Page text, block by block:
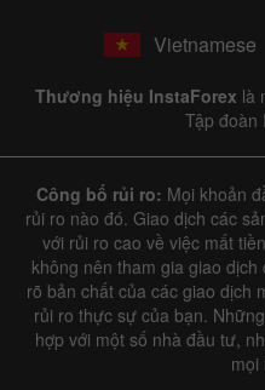
Vietnamese
Thương hiệu InstaForex là
Tập đoàn
Công bố rủi ro: Mọi khoản
rủi ro nào đó. Giao dịch các
với rủi ro cao về việc mất
không nên tham gia giao
rõ bản chất của các giao dịch
rủi ro thực sự của bạn.
hợp với một số nhà đầu tư,
mọi